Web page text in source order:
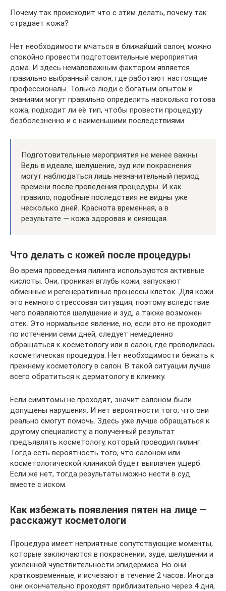
Почему так происходит что с этим делать, почему так
страдает кожа?
Нет необходимости мчаться в ближайший салон, можно
спокойно провести подготовительные мероприятия
дома. И здесь немаловажным фактором является
правильно выбранный салон, где работают настоящие
профессионалы. Только люди с богатым опытом и
знаниями могут правильно определить насколько готова
кожа, подходит ли её тип, чтобы провести процедуру
безболезненно и с наименьшими последствиями.
Подготовительные мероприятия не менее важны.
Ведь в идеале, шелушение, зуд или покраснения
могут наблюдаться лишь незначительный период
времени после проведения процедуры. И как
правило, подобные последствия не видны уже
несколько дней. Краснота временная, а в
результате — кожа здоровая и сияющая.
Что делать с кожей после процедуры
Во время проведения пилинга используются активные
кислоты. Они, проникая вглубь кожи, запускают
обменные и регенеративные процессы клеток. Для кожи
это немного стрессовая ситуация, поэтому вследствие
чего появляются шелушение и зуд, а также возможен
отек. Это нормальное явление, но, если это не проходит
по истечении семи дней, следует немедленно
обращаться к косметологу или в салон, где проводилась
косметическая процедура. Нет необходимости бежать к
прежнему косметологу в салон. В такой ситуации лучше
всего обратиться к дерматологу в клинику.
Если симптомы не проходят, значит салоном были
допущены нарушения. И нет вероятности того, что они
реально смогут помочь. Здесь уже лучше обращаться к
другому специалисту, а полученный результат
предъявлять косметологу, который проводил пилинг.
Тогда есть вероятность того, что салоном или
косметологической клиникой будет выплачен ущерб.
Если же нет, тогда результаты можно нести в суд
вместе с иском.
Как избежать появления пятен на лице —
расскажут косметологи
Процедура имеет неприятные сопутствующие моменты,
которые заключаются в покраснении, зуде, шелушении и
усиленной чувствительности эпидермиса. Но они
кратковременные, и исчезают в течение 2 часов. Иногда
они окончательно проходят приблизительно через 4 дня,